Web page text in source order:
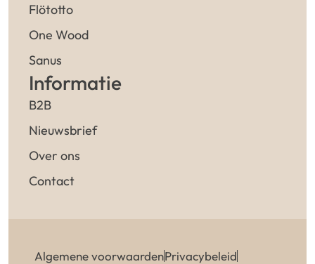
Flötotto
One Wood
Sanus
Informatie
B2B
Nieuwsbrief
Over ons
Contact
Algemene voorwaardenPrivacybeleid